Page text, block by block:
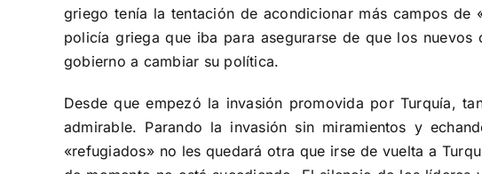
griego tenía la tentación de acondicionar más campos
policía griega que iba para asegurarse de que los
gobierno a cambiar su política.
Desde que empezó la invasión promovida por Turquía,
admirable. Parando la invasión sin miramientos y
«refugiados» no les quedará otra que irse de vuelta a